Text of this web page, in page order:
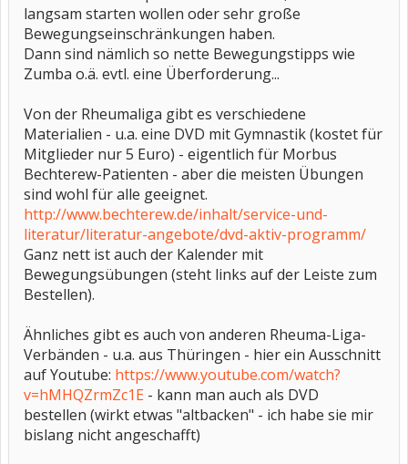
langsam starten wollen oder sehr große
Bewegungseinschränkungen haben.
Dann sind nämlich so nette Bewegungstipps wie
Zumba o.ä. evtl. eine Überforderung...
Von der Rheumaliga gibt es verschiedene
Materialien - u.a. eine DVD mit Gymnastik (kostet für
Mitglieder nur 5 Euro) - eigentlich für Morbus
Bechterew-Patienten - aber die meisten Übungen
sind wohl für alle geeignet.
http://www.bechterew.de/inhalt/service-und-
literatur/literatur-angebote/dvd-aktiv-programm/
Ganz nett ist auch der Kalender mit
Bewegungsübungen (steht links auf der Leiste zum
Bestellen).
Ähnliches gibt es auch von anderen Rheuma-Liga-
Verbänden - u.a. aus Thüringen - hier ein Ausschnitt
auf Youtube: https://www.youtube.com/watch?
v=hMHQZrmZc1E - kann man auch als DVD
bestellen (wirkt etwas "altbacken" - ich habe sie mir
bislang nicht angeschafft)